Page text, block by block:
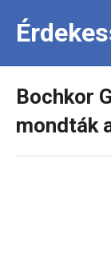
Bochkor
mondták